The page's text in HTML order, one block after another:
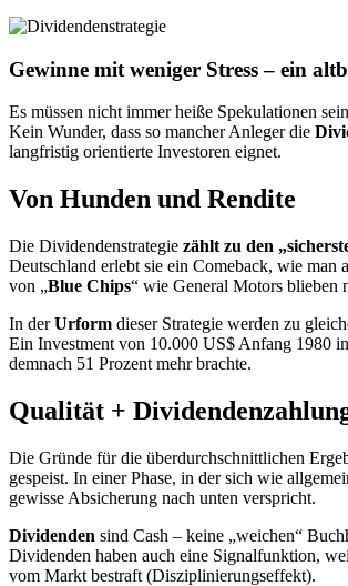
Gewinne mit weniger Stress – ein
Es müssen nicht immer heiße Spekulationen
Kein Wunder, dass so mancher Anleger die
langfristig orientierte Investoren eignet.
Von Hunden und Rendite
Die Dividendenstrategie zählt zu den
Deutschland erlebt sie ein Comeback, wie man
von „Blue Chips“ wie General Motors blieben
In derUrform dieser Strategie werden zu
Ein Investment von 10.000 US$ Anfang 1980
demnach 51 Prozent mehr brachte.
Qualität +
Die Gründe für die überdurchschnittlichen
gespeist. In einer Phase, in der sich wie
gewisse Absicherung nach unten verspricht.
Dividenden sind Cash – keine „weichen“
Dividenden haben auch eine Signalfunktion,
vom Markt bestraft (Disziplinierungseffekt).